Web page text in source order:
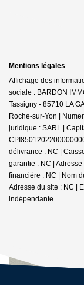
Mentions légales
Affichage des
sociale : BARDON
Tassigny - 85710 LA
Roche-sur-Yon |
juridique : SARL |
délivrance : NC |
garantie : NC |
financière : NC | Nom
Adresse du site : NC |
indépendante